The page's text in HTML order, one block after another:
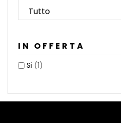
IN OFFERTA
Si (1)